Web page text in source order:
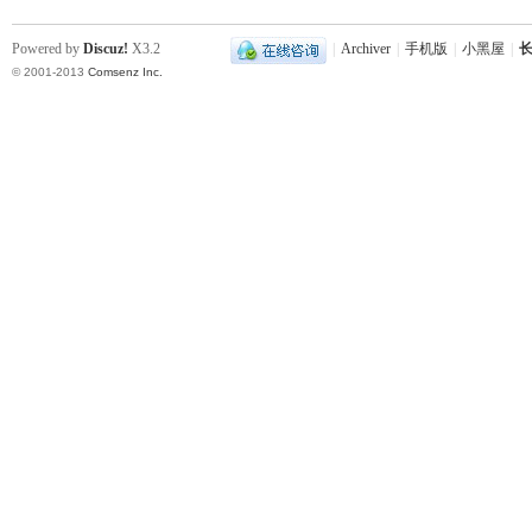
Archiver 手机版 小黑屋
Powered by Discuz! X3.2
© 2001-2013 Comsenz Inc.